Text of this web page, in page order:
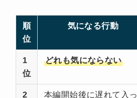
順
位
気になる行動
1
位
どれも気にならない
2 本編開始後に遅れて入っ